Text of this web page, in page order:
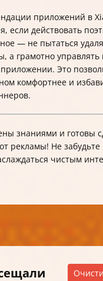
приложений в
если действовать
— не пытаться
а грамотно управлять
Это
комфортнее и
знаниями и готовы
рекламы! Не
чистым